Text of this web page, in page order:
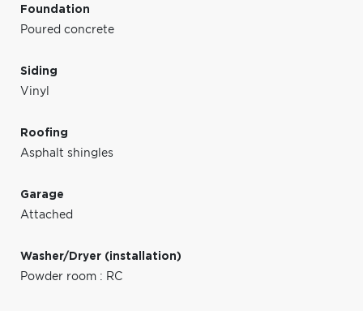
Foundation
Poured concrete
Siding
Vinyl
Roofing
Asphalt shingles
Garage
Attached
Washer/Dryer (installation)
Powder room : RC